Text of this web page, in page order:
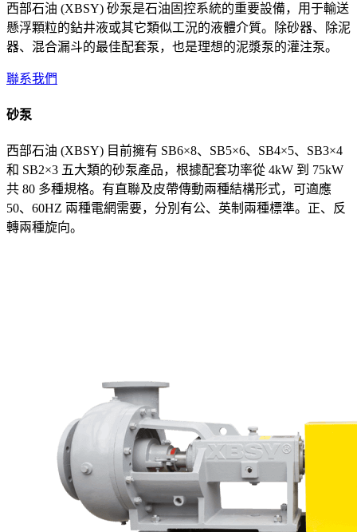
西部石油 (XBSY) 砂泵是石油固控系統的重要設備，用于輸送
懸浮顆粒的鉆井液或其它類似工況的液體介質。除砂器、除泥
器、混合漏斗的最佳配套泵，也是理想的泥漿泵的灌注泵。
聯系我們
砂泵
西部石油 (XBSY) 目前擁有 SB6×8、SB5×6、SB4×5、SB3×4
和 SB2×3 五大類的砂泵產品，根據配套功率從 4kW 到 75kW
共 80 多種規格。有直聯及皮帶傳動兩種結構形式，可適應
50、60HZ 兩種電網需要，分別有公、英制兩種標準。正、反
轉兩種旋向。